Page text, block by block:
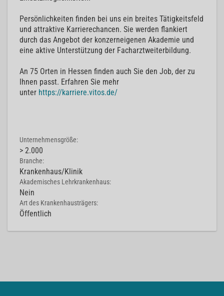
Persönlichkeiten finden bei uns ein breites Tätigkeitsfeld
und attraktive Karrierechancen. Sie werden flankiert
durch das Angebot der konzerneigenen Akademie und
eine aktive Unterstützung der Facharztweiterbildung.
An 75 Orten in Hessen finden auch Sie den Job, der zu
Ihnen passt. Erfahren Sie mehr
unter https://karriere.vitos.de/
Unternehmensgröße:
> 2.000
Branche:
Krankenhaus/Klinik
Akademisches Lehrkrankenhaus:
Nein
Art des Krankenhausträgers:
Öffentlich